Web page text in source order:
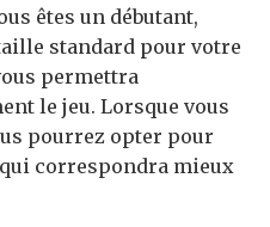
êtes un débutant,
standard pour votre
permettra
le jeu. Lorsque vous
pourrez opter pour
correspondra mieux